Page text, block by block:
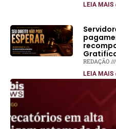
LEIA MAIS
REDAÇÃO
LEIA MAIS